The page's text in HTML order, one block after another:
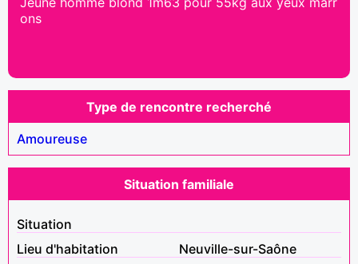
ons
Type de rencontre recherché
Amoureuse
Situation familiale
Situation
Lieu d'habitation
Neuville-sur-Saône